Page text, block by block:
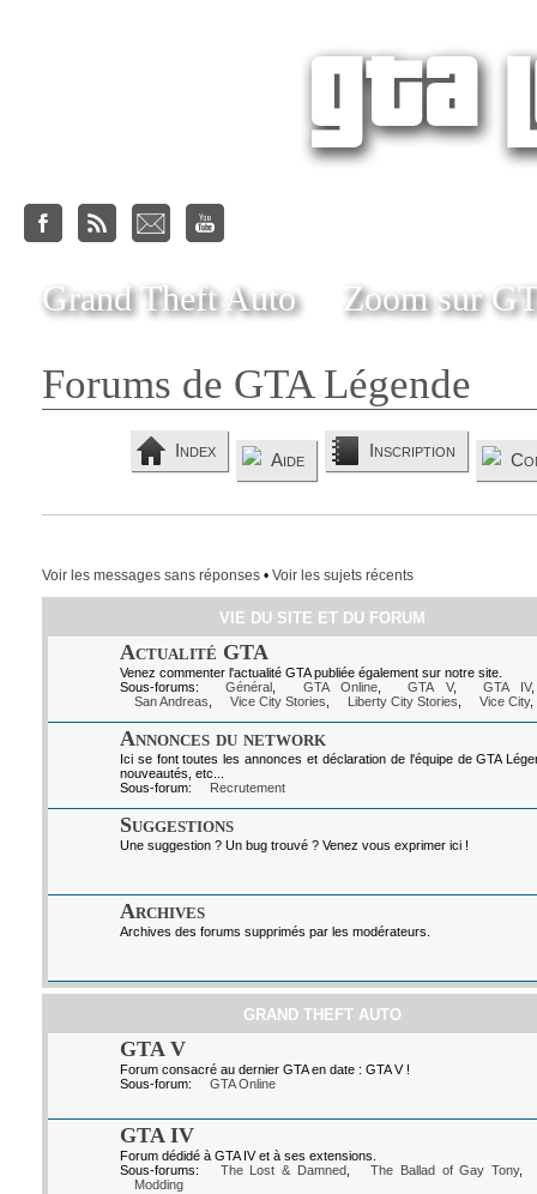
Grand Theft Auto Zoom sur
Forums de GTA Légende
Index Aide Inscription
Voir les messages sans réponses• Voir les sujets récents
VIE DU SITE ET DU FORUM
Actualité GTA
Venez commenter l'actualité GTA publiée également sur notre site.
Sous-forums:
Général GTA Online, GTA V, GTA IV
San Andreas
Vice City Stories Liberty City Stories Vice City,
Annonces du network
Ici se font toutes les annonces et déclaration de l'équipe de GTA
nouveautés, etc...
Sous-forum:
Recrutement
Suggestions
Une suggestion ? Un bug trouvé ? Venez vous exprimer ici !
Archives
Archives des forums supprimés par les modérateurs.
GRAND THEFT AUTO
GTA V
Forum consacré au dernier GTA en date : GTA V !
Sous-forum:
GTA Online
GTA IV
Forum dédidé à GTA IV et à ses extensions.
Sous-forums:
The Lost & Damned, The Ballad of Gay Tony,
Modding